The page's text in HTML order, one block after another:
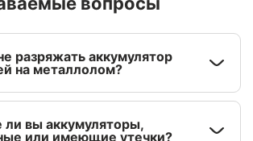
разряжать аккумулятор
на металлолом?
ли вы аккумуляторы,
или имеющие утечки?